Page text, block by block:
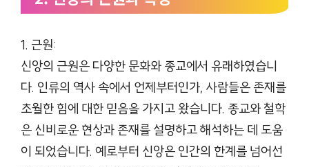
1. 근원:
신앙의 근원은 다양한 문화와 종교에서 유래하였습니
다. 인류의 역사 속에서 언제부터인가, 사람들은 존재를
초월한 힘에 대한 믿음을 가지고 왔습니다. 종교와 철학
은 신비로운 현상과 존재를 설명하고 해석하는 데 도움
이 되었습니다. 예로부터 신앙은 인간의 한계를 넘어선